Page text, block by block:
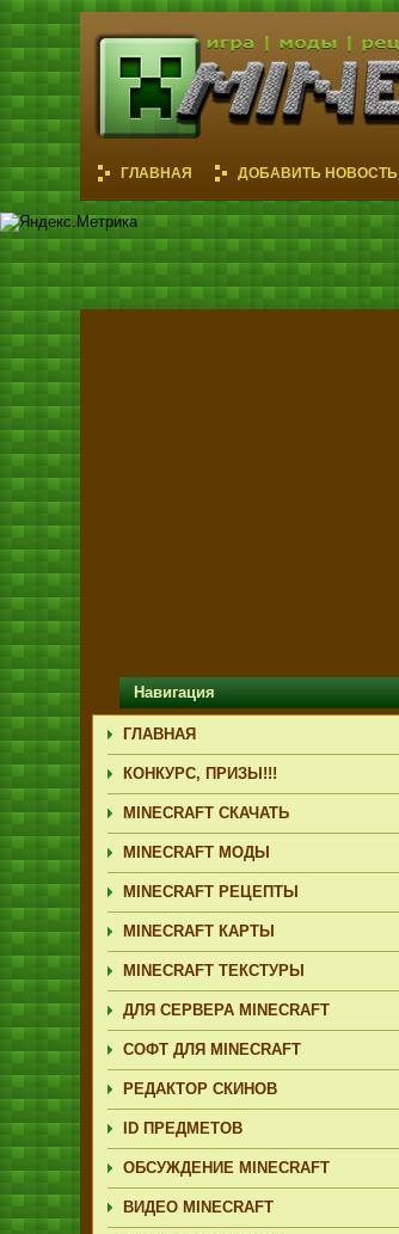
ГЛАВНАЯ ДОБАВИТЬ НОВОСТЬ
Навигация
ГЛАВНАЯ
КОНКУРС, ПРИЗЫ!!!
MINECRAFT СКАЧАТЬ
MINECRAFT МОДЫ
MINECRAFT РЕЦЕПТЫ
MINECRAFT КАРТЫ
MINECRAFT ТЕКСТУРЫ
ДЛЯ СЕРВЕРА MINECRAFT
СОФТ ДЛЯ MINECRAFT
РЕДАКТОР СКИНОВ
ID ПРЕДМЕТОВ
ОБСУЖДЕНИЕ MINECRAFT
ВИДЕО MINECRAFT